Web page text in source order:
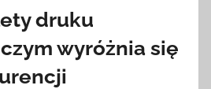
druku
wyróżnia się